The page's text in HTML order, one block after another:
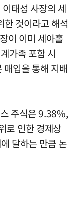
태성 사장의 세
한 것이라고 해석
이 이미 세아홀
가족 포함 시
입을 통해 지배
주식은 9.38%,
로 인한 경제상
달하는 만큼 논